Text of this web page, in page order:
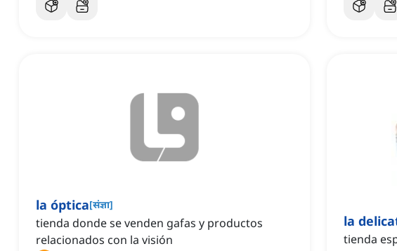
la óptica[संज्ञा]
tienda donde se venden gafas y productos
relacionados con la visión
la
tienda